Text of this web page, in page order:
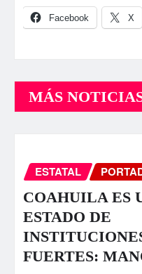
Facebook X
MÁS
ESTATAL
COAHUILA ES
ESTADO DE
FUERTES: